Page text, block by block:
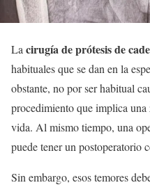
La cirugía de prótesis de
habituales que se dan en la
obstante, no por ser habitual
procedimiento que implica una
vida. Al mismo tiempo, una
puede tener un postoperatorio
Sin embargo, esos temores